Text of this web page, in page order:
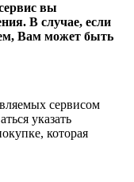
вы
В случае, если
Вам может быть
сервисом
указать
которая